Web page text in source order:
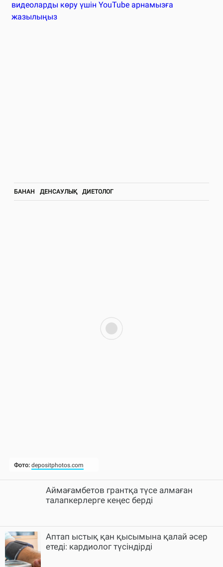
Аймағамбетов грантқа түсе алмаған
талапкерлерге кеңес берді
Аптап ыстық қан қысымына қалай әсер
етеді: кардиолог түсіндірді